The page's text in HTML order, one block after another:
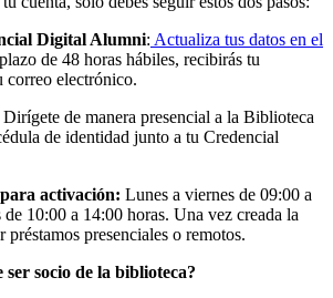
Digital Alumni: Actualiza tus datos en el
de 48 horas hábiles, recibirás tu
correo electrónico.
Dirígete de manera presencial a la Biblioteca
de identidad junto a tu Credencial
activación: Lunes a viernes de 09:00 a
de 10:00 a 14:00 horas. Una vez creada la
préstamos presenciales o remotos.
ser socio de la biblioteca?